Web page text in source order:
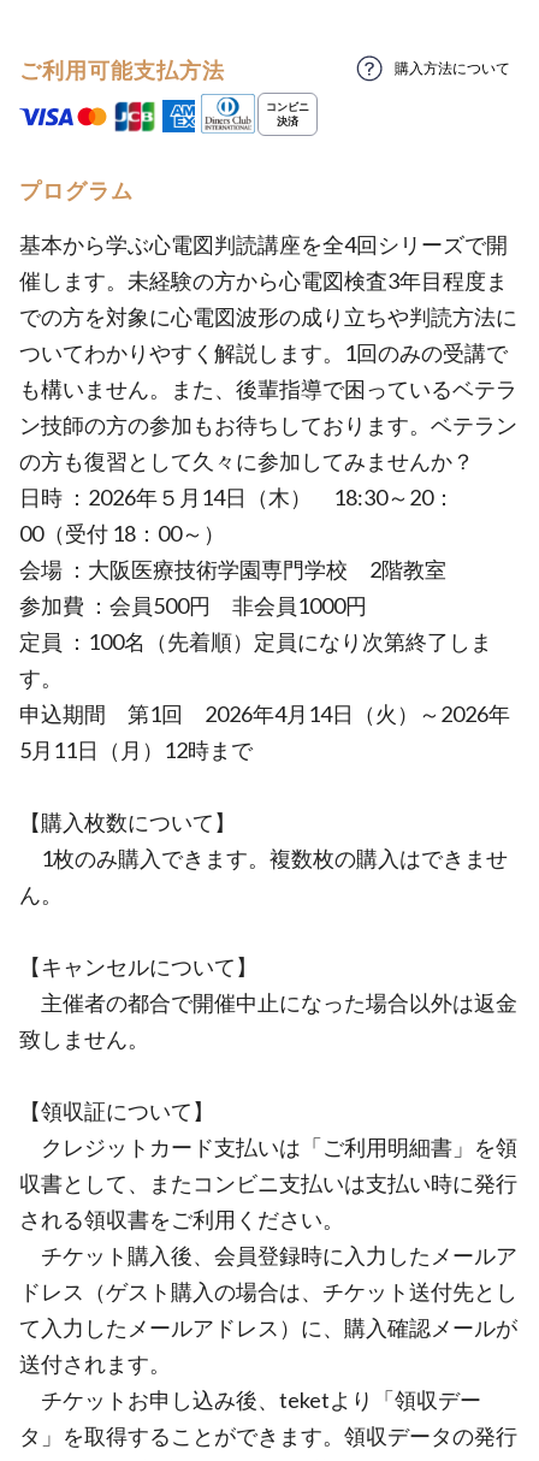
ご利用可能支払方法 購入方法について
プログラム
基本から学ぶ心電図判読講座を全4回シリーズで開
催します。未経験の方から心電図検査3年目程度ま
での方を対象に心電図波形の成り立ちや判読方法に
ついてわかりやすく解説します。1回のみの受講で
も構いません。また、後輩指導で困っているベテラ
ン技師の方の参加もお待ちしております。ベテラン
の方も復習として久々に参加してみませんか？
日時 ：2026年５月14日（木） 18:30～20：
00（受付 18：00～）
会場 ：大阪医療技術学園専門学校 2階教室
参加費 ：会員500円 非会員1000円
定員 ：100名（先着順）定員になり次第終了しま
す。
申込期間 第1回 2026年4月14日（火）～2026年
5月11日（月）12時まで
【購入枚数について】
1枚のみ購入できます。複数枚の購入はできませ
ん。
【キャンセルについて】
主催者の都合で開催中止になった場合以外は返金
致しません。
【領収証について】
クレジットカード支払いは「ご利用明細書」を領
収書として、またコンビニ支払いは支払い時に発行
される領収書をご利用ください。
チケット購入後、会員登録時に入力したメールア
ドレス（ゲスト購入の場合は、チケット送付先とし
て入力したメールアドレス）に、購入確認メールが
送付されます。
チケットお申し込み後、teketより「領収デー
タ」を取得することができます。領収データの発行